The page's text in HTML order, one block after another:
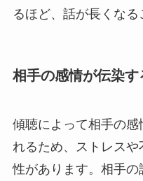
るほど、話が長くなる
相手の感情が伝染す
傾聴によって相手の
れるため、ストレス
性があります。相手の